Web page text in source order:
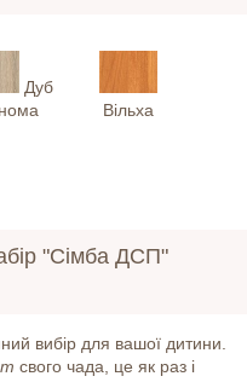
Дуб
Вільха
"Сімба ДСП"
вибір для вашої дитини.
свого чада, це як раз і